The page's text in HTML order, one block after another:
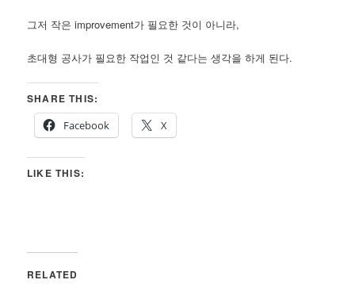
그저 작은 improvement가 필요한 것이 아니라,
초대형 공사가 필요한 작업인 것 같다는 생각을 하게 된다.
SHARE THIS:
Facebook
X
LIKE THIS:
RELATED